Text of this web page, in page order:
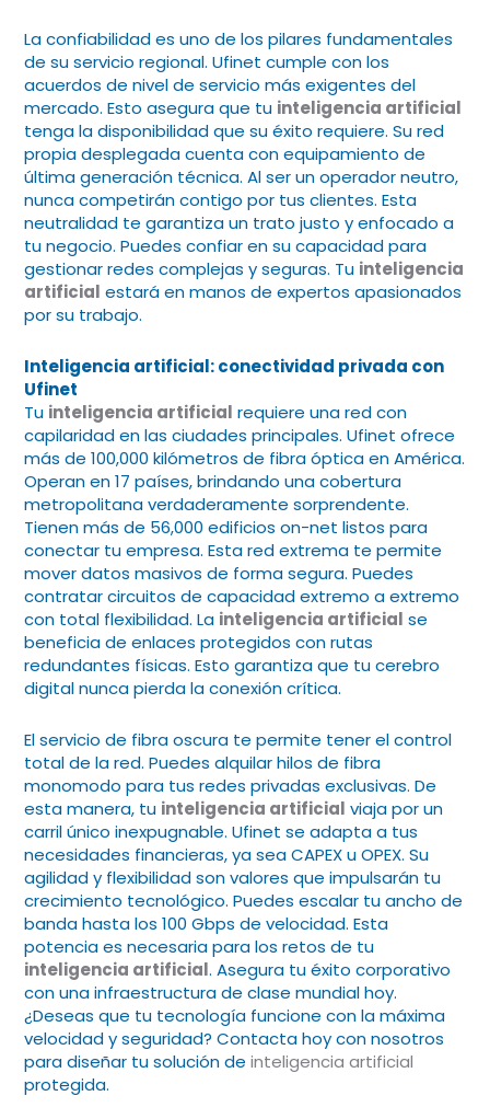
La confiabilidad es uno de los pilares fundamentales
de su servicio regional. Ufinet cumple con los
acuerdos de nivel de servicio más exigentes del
mercado. Esto asegura que tu inteligencia artificial
tenga la disponibilidad que su éxito requiere. Su red
propia desplegada cuenta con equipamiento de
última generación técnica. Al ser un operador neutro,
nunca competirán contigo por tus clientes. Esta
neutralidad te garantiza un trato justo y enfocado a
tu negocio. Puedes confiar en su capacidad para
gestionar redes complejas y seguras. Tu inteligencia
artificial estará en manos de expertos apasionados
por su trabajo.
Inteligencia artificial: conectividad privada con
Ufinet
Tu inteligencia artificial requiere una red con
capilaridad en las ciudades principales. Ufinet ofrece
más de 100,000 kilómetros de fibra óptica en América.
Operan en 17 países, brindando una cobertura
metropolitana verdaderamente sorprendente.
Tienen más de 56,000 edificios on-net listos para
conectar tu empresa. Esta red extrema te permite
mover datos masivos de forma segura. Puedes
contratar circuitos de capacidad extremo a extremo
con total flexibilidad. La inteligencia artificial se
beneficia de enlaces protegidos con rutas
redundantes físicas. Esto garantiza que tu cerebro
digital nunca pierda la conexión crítica.
El servicio de fibra oscura te permite tener el control
total de la red. Puedes alquilar hilos de fibra
monomodo para tus redes privadas exclusivas. De
esta manera, tu inteligencia artificial viaja por un
carril único inexpugnable. Ufinet se adapta a tus
necesidades financieras, ya sea CAPEX u OPEX. Su
agilidad y flexibilidad son valores que impulsarán tu
crecimiento tecnológico. Puedes escalar tu ancho de
banda hasta los 100 Gbps de velocidad. Esta
potencia es necesaria para los retos de tu
inteligencia artificial. Asegura tu éxito corporativo
con una infraestructura de clase mundial hoy.
¿Deseas que tu tecnología funcione con la máxima
velocidad y seguridad? Contacta hoy con nosotros
para diseñar tu solución deinteligencia artificial
protegida.